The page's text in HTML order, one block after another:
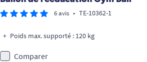
6 avis • TE-10362-1
Poids max. supporté : 120 kg
Comparer